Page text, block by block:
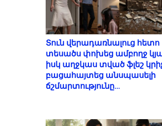
Տուն վերադառնալուց հետո
տեսածս փոխեց ամբողջ
իսկ աղջկաս տված ֆլեշ
բացահայտեց անսպասելի
ճշմարտությունը…